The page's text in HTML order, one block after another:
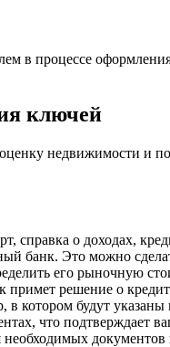
в процессе
ключей
недвижимости и
справка о доходах,
банк. Это можно
его рыночную
решение о
котором будут указаны
что подтверждает